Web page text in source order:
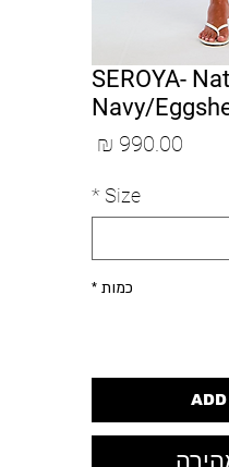
SEROYA-
Navy/
Size
*
כמות *